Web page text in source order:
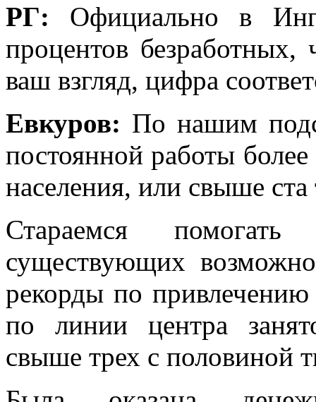
РГ: Официально в
процентов
ваш взгляд, цифра
Евкуров: По нашим
постоянной работы
населения, или свыше ста
Стараемся
существующих
рекорды по привлечению
по линии центра
свыше трех с половиной